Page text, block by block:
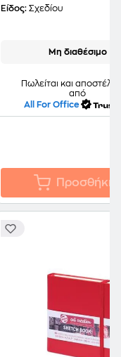
140 Γρ.
Είδος: Σχεδίου
Μη διαθέσιμο
Πωλείται και
από
All For Office
Προσθήκη